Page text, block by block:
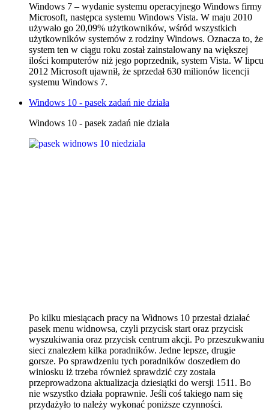
Windows 7 – wydanie systemu operacyjnego Windows firmy
Microsoft, następca systemu Windows Vista. W maju 2010
używało go 20,09% użytkowników, wśród wszystkich
użytkowników systemów z rodziny Windows. Oznacza to, że
system ten w ciągu roku został zainstalowany na większej
ilości komputerów niż jego poprzednik, system Vista. W lipcu
2012 Microsoft ujawnił, że sprzedał 630 milionów licencji
systemu Windows 7.
Windows 10 - pasek zadań nie działa
Windows 10 - pasek zadań nie działa
Po kilku miesiącach pracy na Widnows 10 przestał działać
pasek menu widnowsa, czyli przycisk start oraz przycisk
wyszukiwania oraz przycisk centrum akcji. Po przeszukwaniu
sieci znalezłem kilka poradników. Jedne lepsze, drugie
gorsze. Po sprawdzeniu tych poradników doszedłem do
winiosku iż trzeba również sprawdzić czy została
przeprowadzona aktualizacja dziesiątki do wersji 1511. Bo
nie wszystko działa poprawnie. Jeśli coś takiego nam się
przydażyło to należy wykonać poniższe czynności.